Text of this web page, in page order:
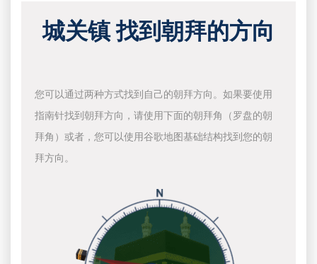
城关镇 找到朝拜的方向
您可以通过两种方式找到自己的朝拜方向。如果要使用
指南针找到朝拜方向，请使用下面的朝拜角（罗盘的朝
拜角）或者，您可以使用谷歌地图基础结构找到您的朝
拜方向。